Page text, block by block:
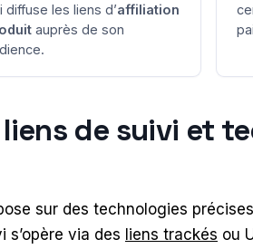
diffuse les liens d’affiliation
auprès de son
de suivi et
sur des technologies
s’opère via des liens trackés ou